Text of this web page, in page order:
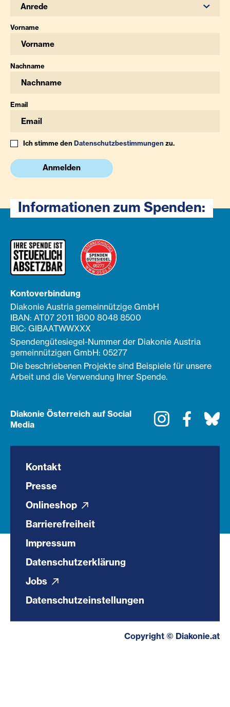
Anrede
Vorname
Nachname
Email
Ich stimme denDatenschutzbestimmungenzu.
Anmelden
Informationen zum Spenden:
Kontoverbindung
Diakonie Austria gemeinnützige GmbH
IBAN: AT07 2011 1800 8048 8500
BIC: GIBAATWWXXX
Spendengütesiegel-Nummer der Diakonie Austria
gemeinnützigen GmbH: 05277
Die beschriebenen Projekte sind Beispiele für unsere
Arbeit und die Verwendung Ihrer Spende.
Diakonie Österreich auf Social
Media
Instagram
Kontakt
Presse
Onlineshop
Barrierefreiheit
Impressum
Datenschutzerklärung
Jobs
Datenschutzeinstellungen
Copyright © Diakonie.at